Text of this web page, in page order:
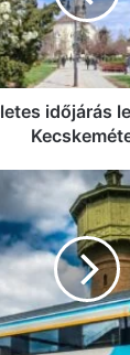
időjárás